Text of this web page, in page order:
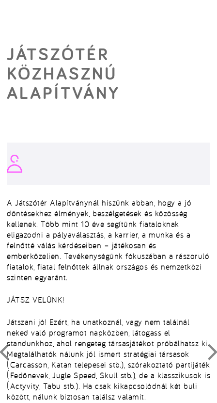
JÁTSZÓTÉR
KÖZHASZNÚ
ALAPÍTVÁNY
A Játszótér Alapítványnál hiszünk abban, hogy a jó
döntésekhez élmények, beszélgetések és közösség
kellenek. Több mint 10 éve segítünk fiataloknak
eligazodni a pályaválasztás, a karrier, a munka és a
felnőtté válás kérdéseiben – játékosan és
emberközelien. Tevékenységünk fókuszában a rászoruló
fiatalok, fiatal felnőttek állnak országos és nemzetközi
szinten egyaránt.
JÁTSZ VELÜNK!
Játszani jó! Ezért, ha unatkoznál, vagy nem találnál
neked való programot napközben, látogass el
standunkhoz, ahol rengeteg társasjátékot próbálhatsz ki.
Megtalálhatók nálunk jól ismert stratégiai társasok
(Carcasson, Katan telepesei stb.), szórakoztató partijáték
(Fedőnevek, Jugle Speed, Skull stb.), de a klasszikusok is
(Actyvity, Tabu stb.). Ha csak kikapcsolódnál két buli
között, nálunk biztosan találsz valamit.